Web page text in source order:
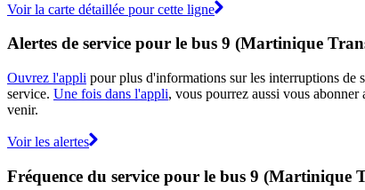
Voir la carte détaillée pour cette ligne
Alertes de service pour le bus 9 (Martinique
Ouvrez l'appli pour plus d'informations sur les interruptions de
service. Une fois dans l'appli, vous pourrez aussi vous
venir.
Voir les alertes
Fréquence du service pour le bus 9 (Martinique